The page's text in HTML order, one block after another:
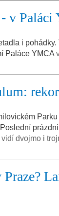
v Paláci
i
Paláce YMCA
vidí dvojmo i